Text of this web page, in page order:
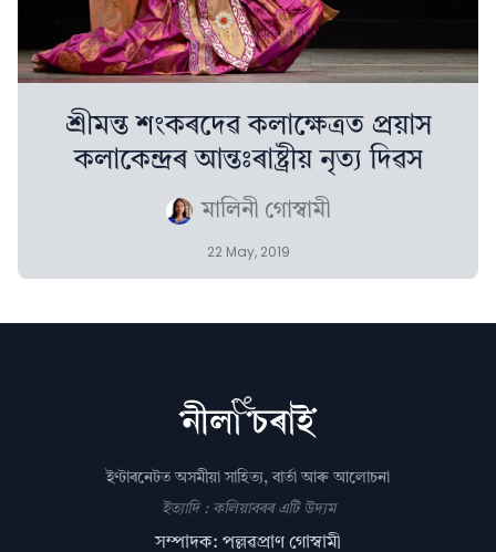
শ্ৰীমন্ত শংকৰদেৱ কলাক্ষেত্রত প্রয়াস
কলাকেন্দ্রৰ আন্তঃৰাষ্ট্ৰীয় নৃত্য দিৱস
মালিনী গোস্বামী
22 May, 2019
ইণ্টাৰনেটত অসমীয়া সাহিত্য, বাৰ্তা আৰু আলোচনা
ইত্যাদি : কলিয়াবৰৰ এটি উদ্যম
সম্পাদক: পল্লৱপ্ৰাণ গোস্বামী